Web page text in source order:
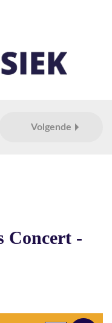
Volgende
Concert -
Aantal tickets